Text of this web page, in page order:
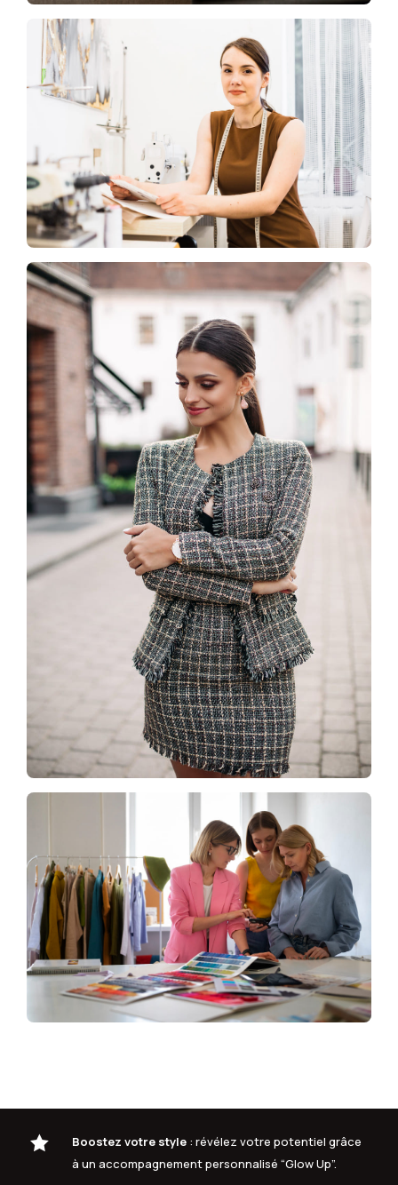
 Boostez votre style: révélez votre potentiel grâce
à un accompagnement personnalisé “Glow Up”.